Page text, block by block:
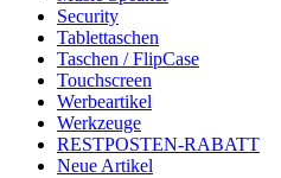
Security
Tablettaschen
Taschen / FlipCase
Touchscreen
Werbeartikel
Werkzeuge
RESTPOSTEN-RABATT
Neue Artikel